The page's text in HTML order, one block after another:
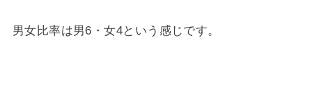
男女比率は男6・女4という感じです。